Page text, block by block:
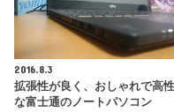
2016.8.3
拡張性が良く、おしゃれで高
な富士通のノートパソコン